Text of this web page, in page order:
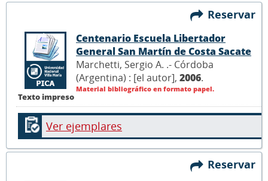
Reservar
Texto impreso
Centenario Escuela Libertador
General San Martín de Costa Sacate
Marchetti, Sergio A. .- Córdoba
(Argentina) : [el autor], 2006.
Material bibliográfico en formato papel.
Ver ejemplares
Reservar